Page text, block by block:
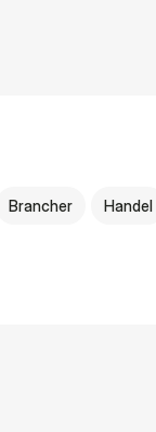
Brancher Handel